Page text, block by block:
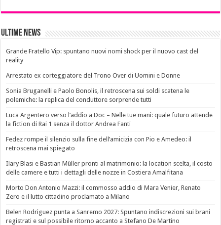
Ultime News
Grande Fratello Vip: spuntano nuovi nomi shock per il nuovo cast del
reality
Arrestato ex corteggiatore del Trono Over di Uomini e Donne
Sonia Bruganelli e Paolo Bonolis, il retroscena sui soldi scatena le
polemiche: la replica del conduttore sorprende tutti
Luca Argentero verso l’addio a Doc – Nelle tue mani: quale futuro attende
la fiction di Rai 1 senza il dottor Andrea Fanti
Fedez rompe il silenzio sulla fine dell’amicizia con Pio e Amedeo: il
retroscena mai spiegato
Ilary Blasi e Bastian Müller pronti al matrimonio: la location scelta, il costo
delle camere e tutti i dettagli delle nozze in Costiera Amalfitana
Morto Don Antonio Mazzi: il commosso addio di Mara Venier, Renato
Zero e il lutto cittadino proclamato a Milano
Belen Rodriguez punta a Sanremo 2027: Spuntano indiscrezioni sui brani
registrati e sul possibile ritorno accanto a Stefano De Martino